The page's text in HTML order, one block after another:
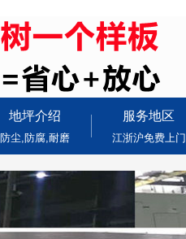
地坪介绍
防尘,防腐,耐磨
服务地区
江浙沪免费上门